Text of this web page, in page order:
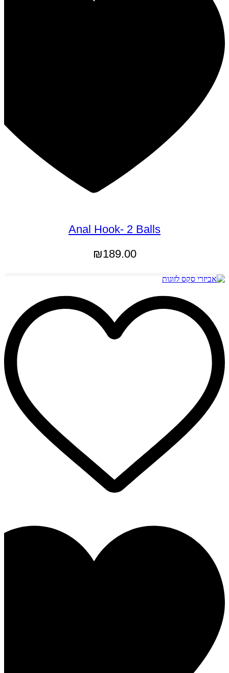
Anal Hook- 2 Balls
₪189.00